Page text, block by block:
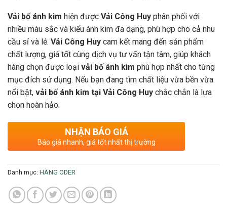
Vải bố ánh kim hiện được Vải Công Huy phân phối với
nhiều màu sắc và kiểu ánh kim đa dạng, phù hợp cho cả nhu
cầu sỉ và lẻ. Vải Công Huy cam kết mang đến sản phẩm
chất lượng, giá tốt cùng dịch vụ tư vấn tận tâm, giúp khách
hàng chọn được loại vải bố ánh kim phù hợp nhất cho từng
mục đích sử dụng. Nếu bạn đang tìm chất liệu vừa bền vừa
nổi bật, vải bố ánh kim tại Vải Công Huy chắc chắn là lựa
chọn hoàn hảo.
NHẬN BÁO GIÁ
Báo giá nhanh, giá tốt nhất thị trường
Danh mục: HÀNG ODER